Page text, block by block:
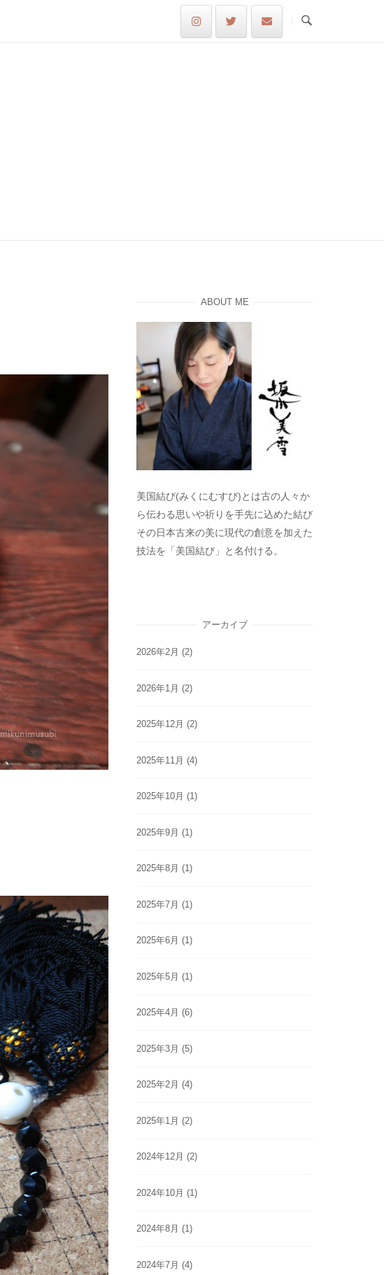
ABOUT ME
美国結び(みくにむすび)とは古の人々か
ら伝わる思いや祈りを手先に込めた結び
その日本古来の美に現代の創意を加えた
技法を「美国結び」と名付ける。
アーカイブ
2026年2月 (2)
2026年1月 (2)
2025年12月 (2)
2025年11月 (4)
2025年10月 (1)
2025年9月 (1)
2025年8月 (1)
2025年7月 (1)
2025年6月 (1)
2025年5月 (1)
2025年4月 (6)
2025年3月 (5)
2025年2月 (4)
2025年1月 (2)
2024年12月 (2)
2024年10月 (1)
2024年8月 (1)
2024年7月 (4)